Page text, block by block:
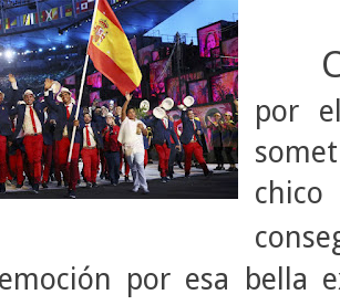
por
por esa bella